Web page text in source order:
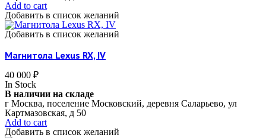
Add to cart
Добавить в список желаний
Добавить в список желаний
Магнитола Lexus RX, IV
40 000 ₽
In Stock
В наличии на складе
г Москва, поселение Московский, деревня Саларьево, ул
Картмазовская, д 50
Add to cart
Добавить в список желаний